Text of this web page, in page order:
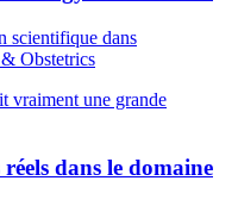
scientifique dans
Obstetrics
dans le domaine